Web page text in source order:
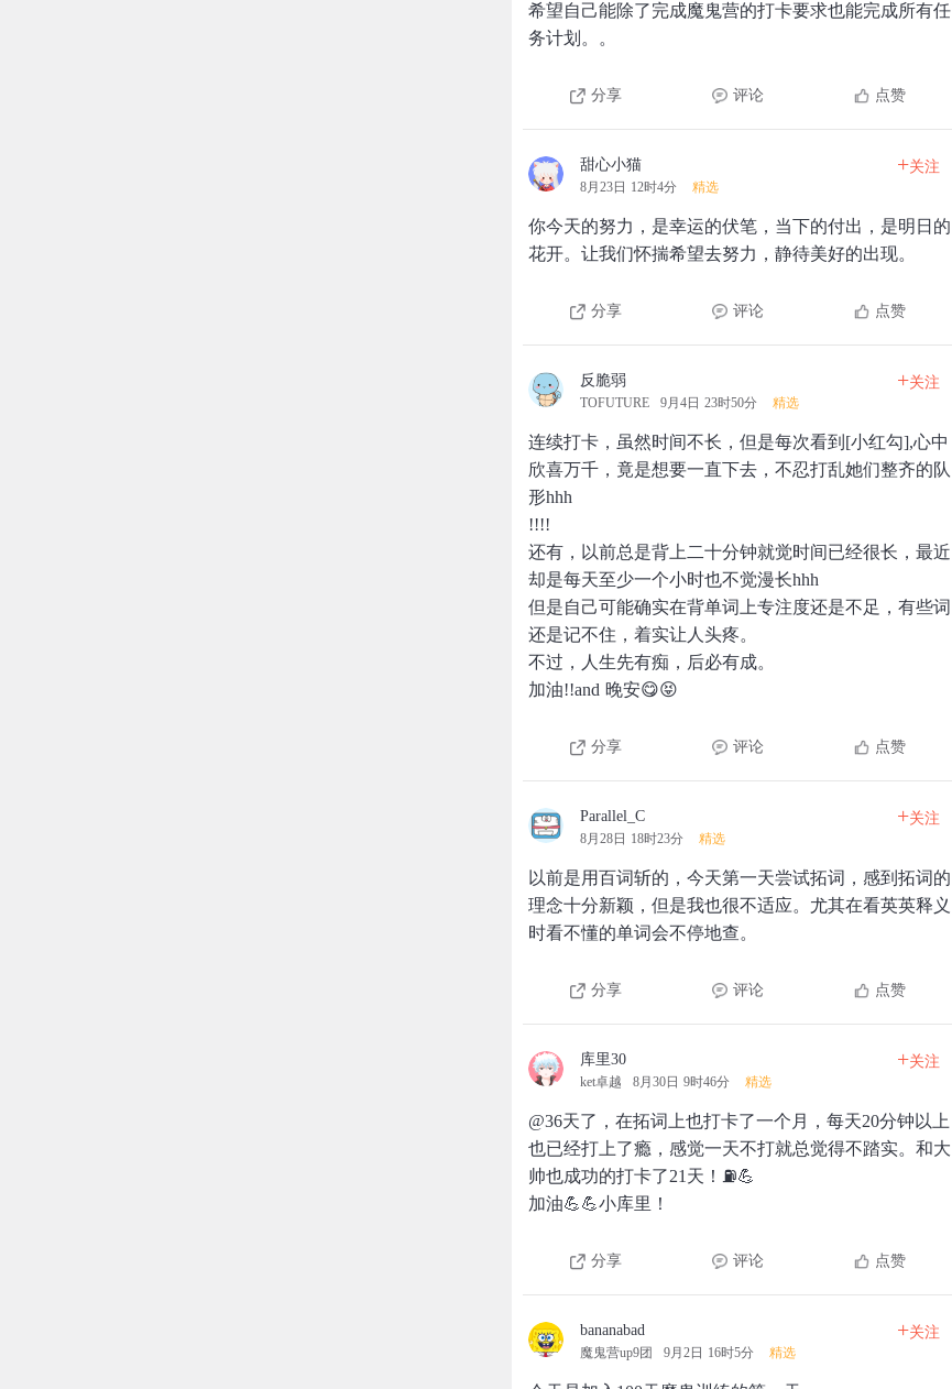
希望自己能除了完成魔鬼营的打卡要求也能完成所有任
务计划。。
分享 评论 点赞
甜心小猫
8月23日 12时4分 精选
+关注
你今天的努力，是幸运的伏笔，当下的付出，是明日的
花开。让我们怀揣希望去努力，静待美好的出现。
分享 评论 点赞
反脆弱
TOFUTURE 9月4日 23时50分 精选
+关注
连续打卡，虽然时间不长，但是每次看到[小红勾],心中
欣喜万千，竟是想要一直下去，不忍打乱她们整齐的队
形hhh
!!!!
还有，以前总是背上二十分钟就觉时间已经很长，最近
却是每天至少一个小时也不觉漫长hhh
但是自己可能确实在背单词上专注度还是不足，有些词
还是记不住，着实让人头疼。
不过，人生先有痴，后必有成。
加油!!and 晚安😋😝
分享 评论 点赞
Parallel_C
8月28日 18时23分 精选
+关注
以前是用百词斩的，今天第一天尝试拓词，感到拓词的
理念十分新颖，但是我也很不适应。尤其在看英英释义
时看不懂的单词会不停地查。
分享 评论 点赞
库里30
ket卓越 8月30日 9时46分 精选
+关注
@36天了，在拓词上也打卡了一个月，每天20分钟以上
也已经打上了瘾，感觉一天不打就总觉得不踏实。和大
帅也成功的打卡了21天！⛽️💪
加油💪💪小库里！
分享 评论 点赞
bananabad
魔鬼营up9团 9月2日 16时5分 精选
+关注